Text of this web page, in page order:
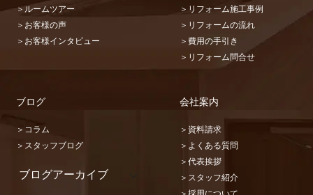
＞ルームツアー
＞お客様の声
＞お客様インタビュー
＞リフォーム施工事例
＞リフォームの流れ
＞費用の手引き
＞リフォーム問合せ
ブログ
＞コラム
＞スタッフブログ
ブログアーカイブ
会社案内
＞資料請求
＞よくある質問
＞代表挨拶
＞スタッフ紹介